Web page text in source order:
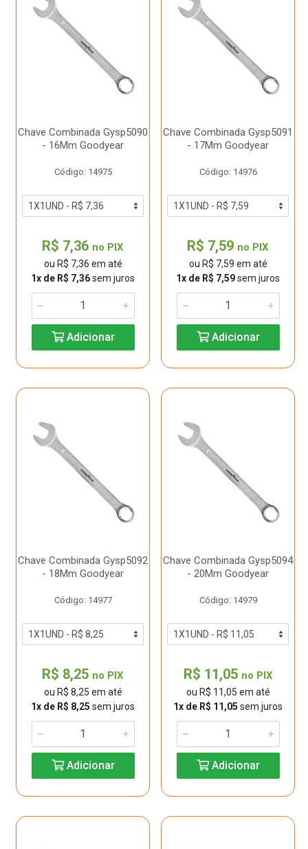
Chave Combinada Gysp5090
- 16Mm Goodyear
Código: 14975
R$ 7,36 no PIX
ou R$ 7,36 em até
1x de R$ 7,36sem juros
Adicionar
Chave Combinada Gysp5091
- 17Mm Goodyear
Código: 14976
R$ 7,59 no PIX
ou R$ 7,59 em até
1x de R$ 7,59sem juros
Adicionar
Chave Combinada Gysp5092
- 18Mm Goodyear
Código: 14977
R$ 8,25 no PIX
ou R$ 8,25 em até
1x de R$ 8,25 sem juros
Adicionar
Chave Combinada Gysp5094
- 20Mm Goodyear
Código: 14979
R$ 11,05 no PIX
ou R$ 11,05 em até
1x de R$ 11,05 sem juros
Adicionar